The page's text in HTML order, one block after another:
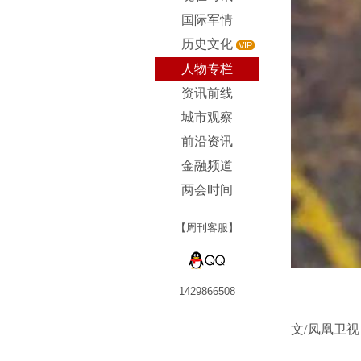
国际军情
历史文化 VIP
人物专栏
资讯前线
城市观察
前沿资讯
金融频道
两会时间
【周刊客服】
1429866508
文/凤凰卫